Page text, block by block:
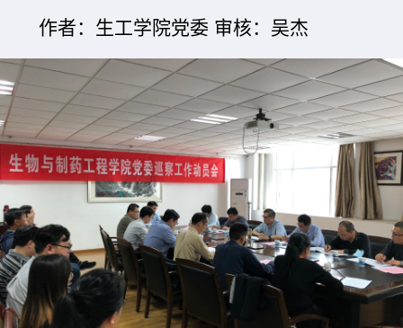
作者：生工学院党委 审核：吴杰